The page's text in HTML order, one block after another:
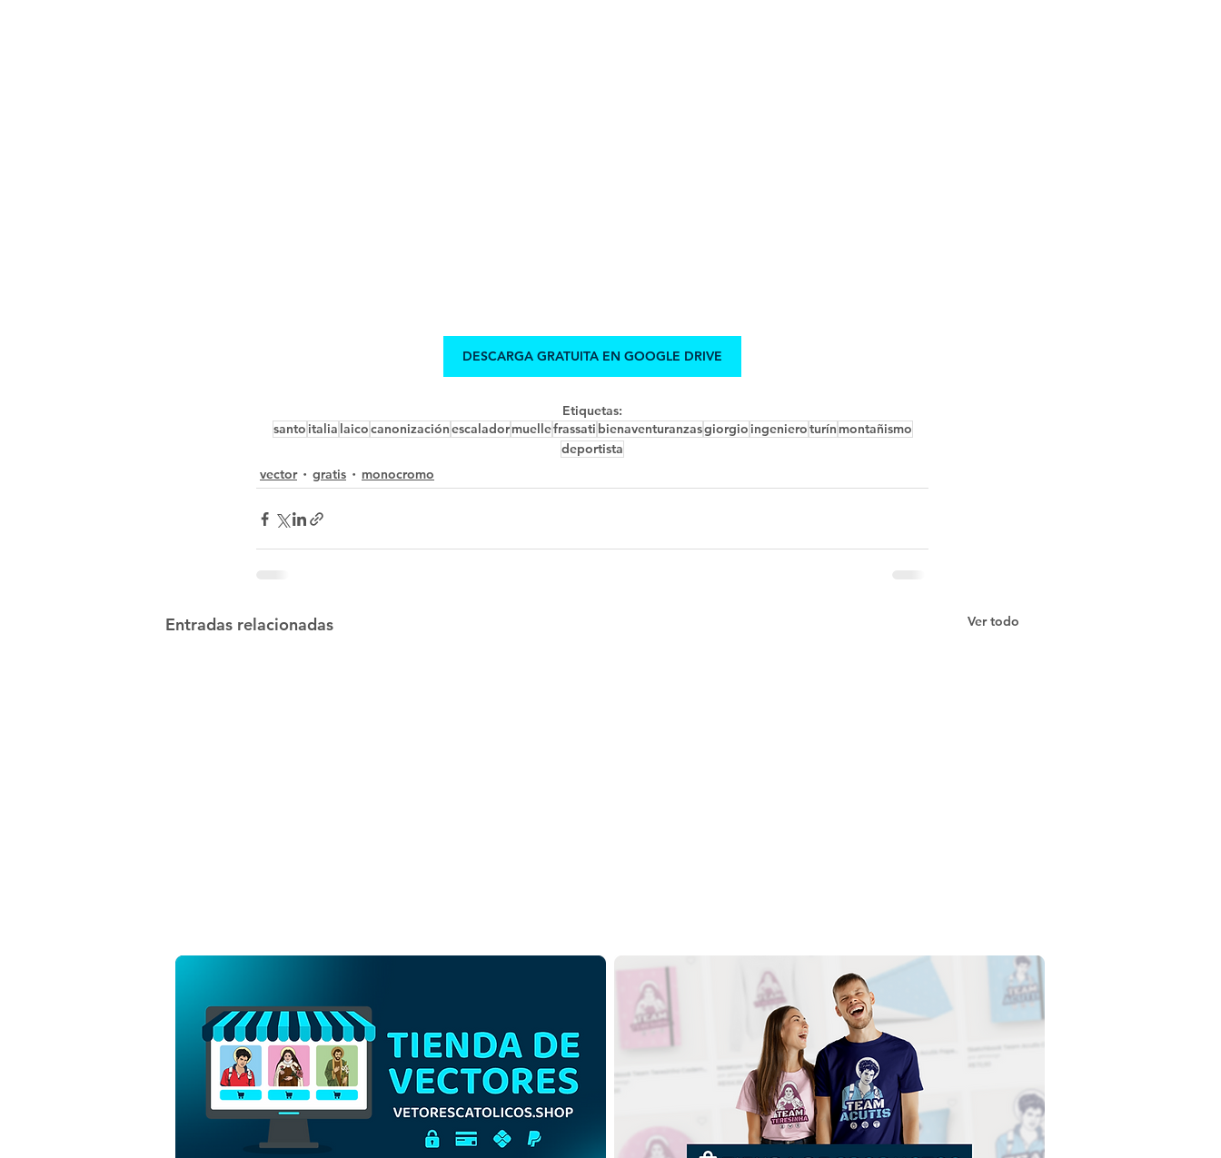
DESCARGA GRATUITA EN GOOGLE DRIVE
Etiquetas:
santo italia laicocanonizaciónescaladormuellefrassati bienaventuranzasgiorgio ingenieroturín montañismo
deportista
vector
gratis monocromo
Entradas relacionadas Ver todo
San Pier Giorgio Frassati |
Descargar Vector colorido
San Pier Giorgio Frassati |
Descargar gratis ilustración
monocromática en PNG
San Pier Giorgio Frassati |
Descargar gratis ilustración
de contorno sin fondo en